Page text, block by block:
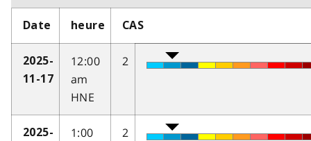
Date heure CAS
2025-
11-17
12:00
am
HNE
2
2025-
1:00
2